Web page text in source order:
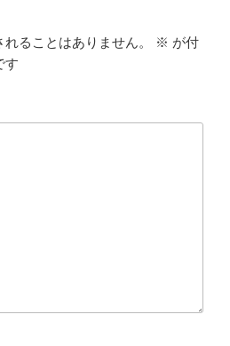
ることはありません。 ※ が付
す